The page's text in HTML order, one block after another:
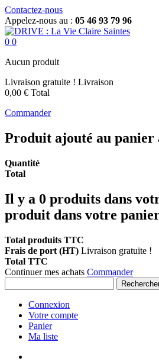
Contactez-nous
Appelez-nous au : 05 46 93 79 96
0 0
Aucun produit
Livraison gratuite ! Livraison
0,00 € Total
Commander
Produit ajouté au panier
Quantité
Total
Il y a 0 produits dans
produit dans votre
Total produits TTC
Frais de port (HT) Livraison gratuite !
Total TTC
Continuer mes achats Commander
Connexion
Votre compte
Panier
Ma liste